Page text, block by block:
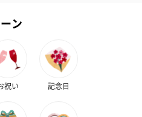
ン
祝い 記念日